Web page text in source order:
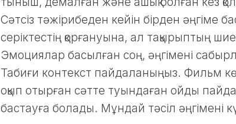
Сәтсіз тәжірибеден кейін бірден әңгіме
серіктестің қорғануына, ал тақырыптың
Эмоциялар басылған соң, әңгімені
Табиғи контекст пайдаланыңыз. Фильм
оқып отырған сәтте туындаған ойды
бастауға болады. Мұндай тәсіл әңгімені